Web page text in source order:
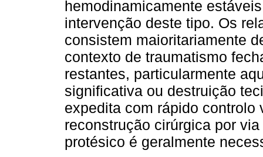
hemodinamicamente
intervenção deste tipo. Os
consistem maioritariamente
contexto de traumatismo
restantes, particularmente
significativa ou destruição
expedita com rápido
reconstrução cirúrgica por
protésico é geralmente